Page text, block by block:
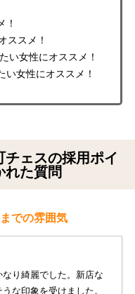
！
ススメ！
い女性にオススメ！
い女性にオススメ！
チェスの採用ポイ
れた質問
での雰囲気
り綺麗でした。新店な
な印象を受けました。